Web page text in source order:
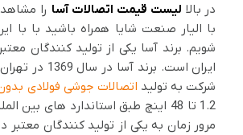
در بالا لیست قیمت اتصالات آسا را
با الیار صنعت شایا همراه باشید با با
شویم. برند آسا یکی از تولید کنندگان معتبر
ایران است. برند
شرکت به تولید اتصالات جوشی فولادی
1.2 تا 48 اینچ طبق استاندارد های بین
مرور زمان به یکی از تولید کنندگان معتبر